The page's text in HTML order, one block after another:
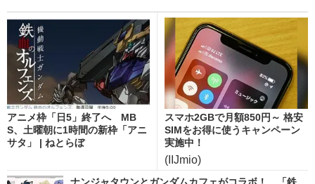
アニメ枠「日5」終了へ MB
S、土曜朝に1時間の新枠「アニ
サタ」 | ねとらぼ
スマホ2GBで月額850円～ 格安
SIMをお得に使うキャンペーン
実施中！
(IIJmio)